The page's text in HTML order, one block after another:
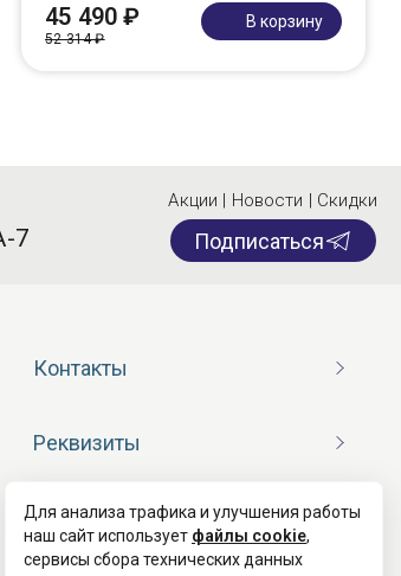
45 490 ₽
52 314 ₽
В корзину
7
Акции | Новости | Скидки
Подписаться
Контакты
Реквизиты
Договор оферты
Для анализа трафика и улучшения работы
наш сайт использует файлы cookie,
сервисы сбора технических данных